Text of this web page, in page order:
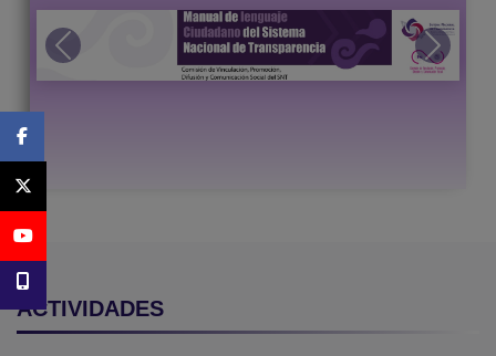
Previous Next
ACTIVIDADES
Facebook
youtube